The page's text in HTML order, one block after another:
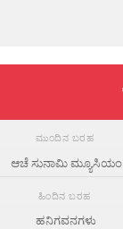
ಮುಂದಿನ ಬರಹ
ಆಚೆ ಸುನಾಮಿ ಮ್ಯೂಸಿಯಂ
ಹಿಂದಿನ ಬರಹ
ಹನಿಗವನಗಳು